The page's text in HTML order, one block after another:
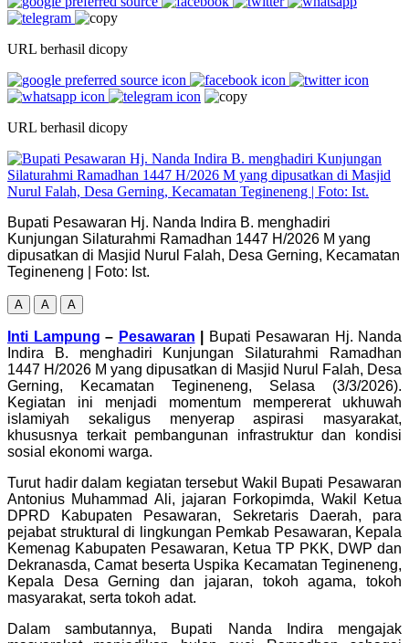
URL berhasil dicopy
URL berhasil dicopy
Bupati Pesawaran Hj. Nanda Indira B. menghadiri
Kunjungan Silaturahmi Ramadhan 1447 H/2026 M yang
dipusatkan di Masjid Nurul Falah, Desa Gerning, Kecamatan
Tegineneng | Foto: Ist.
A A A
Inti Lampung – Pesawaran
Bupati Pesawaran Hj. Nanda
Indira B. menghadiri Kunjungan Silaturahmi Ramadhan
1447 H/2026 M yang dipusatkan di Masjid Nurul Falah, Desa
Gerning, Kecamatan Tegineneng, Selasa (3/3/2026).
Kegiatan ini menjadi momentum mempererat ukhuwah
islamiyah sekaligus menyerap aspirasi masyarakat,
khususnya terkait pembangunan infrastruktur dan kondisi
sosial ekonomi warga.
Turut hadir dalam kegiatan tersebut Wakil Bupati Pesawaran
Antonius Muhammad Ali, jajaran Forkopimda, Wakil Ketua
DPRD Kabupaten Pesawaran, Sekretaris Daerah, para
pejabat struktural di lingkungan Pemkab Pesawaran, Kepala
Kemenag Kabupaten Pesawaran, Ketua TP PKK, DWP dan
Dekranasda, Camat beserta Uspika Kecamatan Tegineneng,
Kepala Desa Gerning dan jajaran, tokoh agama, tokoh
masyarakat, serta tokoh adat.
Dalam sambutannya, Bupati Nanda Indira mengajak